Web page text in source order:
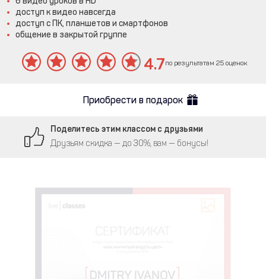
доступ к видео навсегда
доступ с ПК, планшетов и смартфонов
общение в закрытой группе
4.7по результатам 25 оценок
Приобрести в подарок
Поделитесь этим классом с друзьями
Друзьям скидка — до 30%, вам — бонусы!